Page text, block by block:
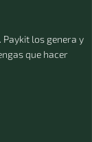
los genera y
que hacer